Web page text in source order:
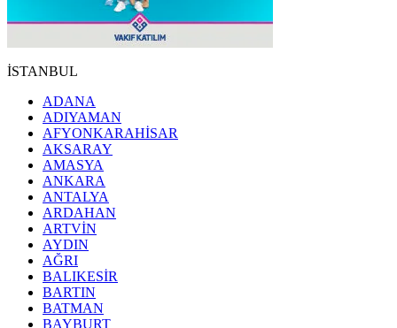
İSTANBUL
ADANA
ADIYAMAN
AFYONKARAHİSAR
AKSARAY
AMASYA
ANKARA
ANTALYA
ARDAHAN
ARTVİN
AYDIN
AĞRI
BALIKESİR
BARTIN
BATMAN
BAYBURT